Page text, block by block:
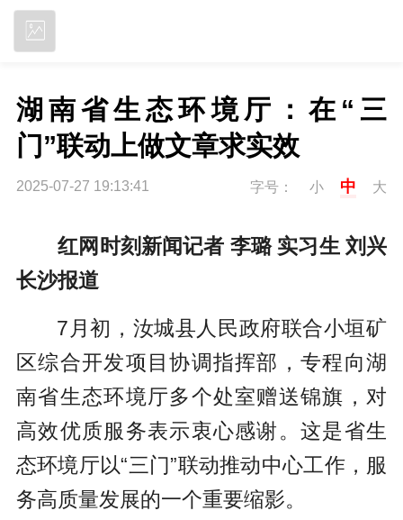
湖南省生态环境厅：在“三
门”联动上做文章求实效
2025-07-27 19:13:41 字号： 小 中 大
红网时刻新闻记者 李璐 实习生 刘兴
长沙报道
7月初，汝城县人民政府联合小垣矿
区综合开发项目协调指挥部，专程向湖
南省生态环境厅多个处室赠送锦旗，对
高效优质服务表示衷心感谢。这是省生
态环境厅以“三门”联动推动中心工作，服
务高质量发展的一个重要缩影。